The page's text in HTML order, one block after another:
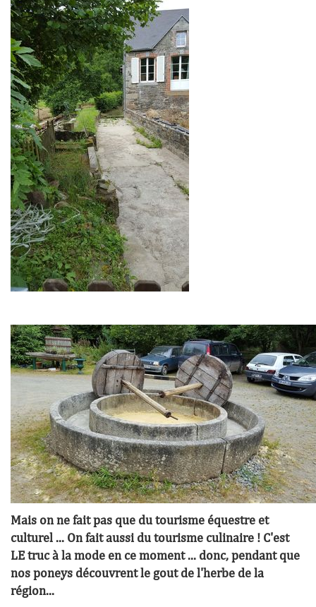
Mais on ne fait pas que du tourisme équestre et
culturel ... On fait aussi du tourisme culinaire ! C'est
LE truc à la mode en ce moment ... donc, pendant que
nos poneys découvrent le gout de l'herbe de la
région...